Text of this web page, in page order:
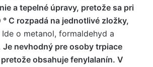
a tepelné úpravy, pretože sa pri
C rozpadá na jednotlivé zložky,
Ide o metanol, formaldehyd a
Je nevhodný pre osoby trpiace
obsahuje fenylalanín. V